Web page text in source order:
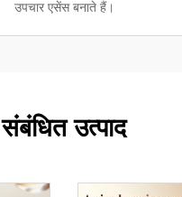
उपचार एसेंस बनाते हैं।
संबंधित उत्पाद